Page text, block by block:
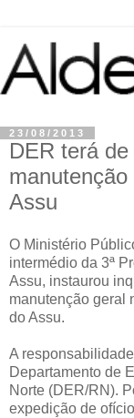
23/08/2013
DER terá
Assu
O Ministério
intermédio da 3ª
Assu, instaurou
manutenção geral
do Assu.
A
Departamento de
Norte (DER/RN).
expedição de